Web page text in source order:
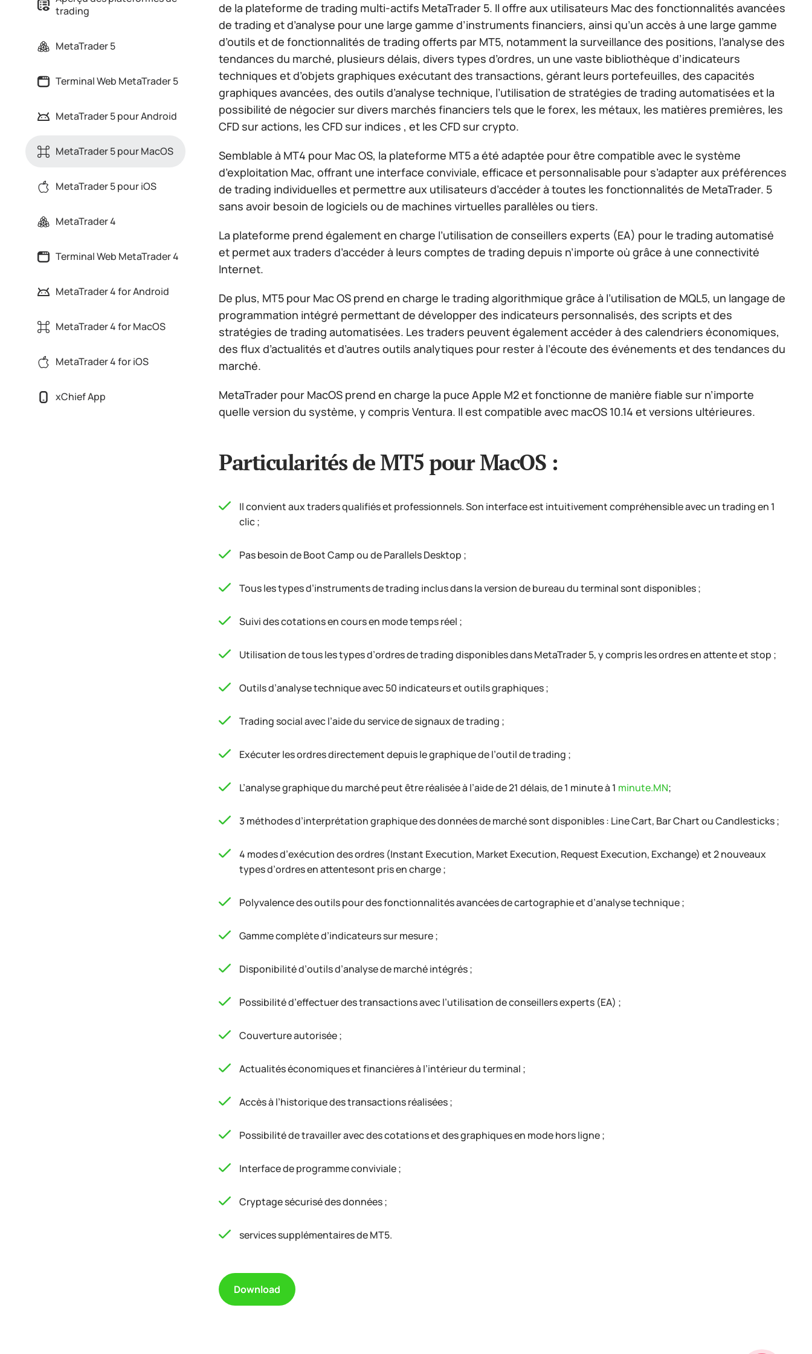
trading
MetaTrader 5
Terminal Web MetaTrader 5
MetaTrader 5 pour Android
MetaTrader 5 pour MacOS
MetaTrader 5 pour iOS
MetaTrader 4
Terminal Web MetaTrader 4
MetaTrader 4 for Android
MetaTrader 4 for MacOS
MetaTrader 4 for iOS
xChief App
de la plateforme de trading multi-actifs MetaTrader 5. Il offre aux utilisateurs Mac des fonctionnalités avancées
de trading et d’analyse pour une large gamme d’instruments financiers, ainsi qu’un accès à une large gamme
d’outils et de fonctionnalités de trading offerts par MT5, notamment la surveillance des positions, l’analyse des
tendances du marché, plusieurs délais, divers types d’ordres, un une vaste bibliothèque d’indicateurs
techniques et d’objets graphiques exécutant des transactions, gérant leurs portefeuilles, des capacités
graphiques avancées, des outils d’analyse technique, l’utilisation de stratégies de trading automatisées et la
possibilité de négocier sur divers marchés financiers tels que le forex, les métaux, les matières premières, les
CFD sur actions, les CFD sur indices , et les CFD sur crypto.
Semblable à MT4 pour Mac OS, la plateforme MT5 a été adaptée pour être compatible avec le système
d’exploitation Mac, offrant une interface conviviale, efficace et personnalisable pour s’adapter aux préférences
de trading individuelles et permettre aux utilisateurs d’accéder à toutes les fonctionnalités de MetaTrader. 5
sans avoir besoin de logiciels ou de machines virtuelles parallèles ou tiers.
La plateforme prend également en charge l’utilisation de conseillers experts (EA) pour le trading automatisé
et permet aux traders d’accéder à leurs comptes de trading depuis n’importe où grâce à une connectivité
Internet.
De plus, MT5 pour Mac OS prend en charge le trading algorithmique grâce à l’utilisation de MQL5, un langage de
programmation intégré permettant de développer des indicateurs personnalisés, des scripts et des
stratégies de trading automatisées. Les traders peuvent également accéder à des calendriers économiques,
des flux d’actualités et d’autres outils analytiques pour rester à l’écoute des événements et des tendances du
marché.
MetaTrader pour MacOS prend en charge la puce Apple M2 et fonctionne de manière fiable sur n’importe
quelle version du système, y compris Ventura. Il est compatible avec macOS 10.14 et versions ultérieures.
Particularités de MT5 pour MacOS :
Il convient aux traders qualifiés et professionnels. Son interface est intuitivement compréhensible avec un trading en 1
clic ;
Pas besoin de Boot Camp ou de Parallels Desktop ;
Tous les types d’instruments de trading inclus dans la version de bureau du terminal sont disponibles ;
Suivi des cotations en cours en mode temps réel ;
Utilisation de tous les types d’ordres de trading disponibles dans MetaTrader 5, y compris les ordres en attente et stop ;
Outils d’analyse technique avec 50 indicateurs et outils graphiques ;
Trading social avec l’aide du service de signaux de trading ;
Exécuter les ordres directement depuis le graphique de l’outil de trading ;
L’analyse graphique du marché peut être réalisée à l’aide de 21 délais, de 1 minute à 1 minute.MN;
3 méthodes d’interprétation graphique des données de marché sont disponibles : Line Cart, Bar Chart ou Candlesticks ;
4 modes d’exécution des ordres (Instant Execution, Market Execution, Request Execution, Exchange) et 2 nouveaux
types d’ordres en attentesont pris en charge ;
Polyvalence des outils pour des fonctionnalités avancées de cartographie et d’analyse technique ;
Gamme complète d’indicateurs sur mesure ;
Disponibilité d’outils d’analyse de marché intégrés ;
Possibilité d’effectuer des transactions avec l’utilisation de conseillers experts (EA) ;
Couverture autorisée ;
Actualités économiques et financières à l’intérieur du terminal ;
Accès à l’historique des transactions réalisées ;
Possibilité de travailler avec des cotations et des graphiques en mode hors ligne ;
Interface de programme conviviale ;
Cryptage sécurisé des données ;
services supplémentaires de MT5.
Download